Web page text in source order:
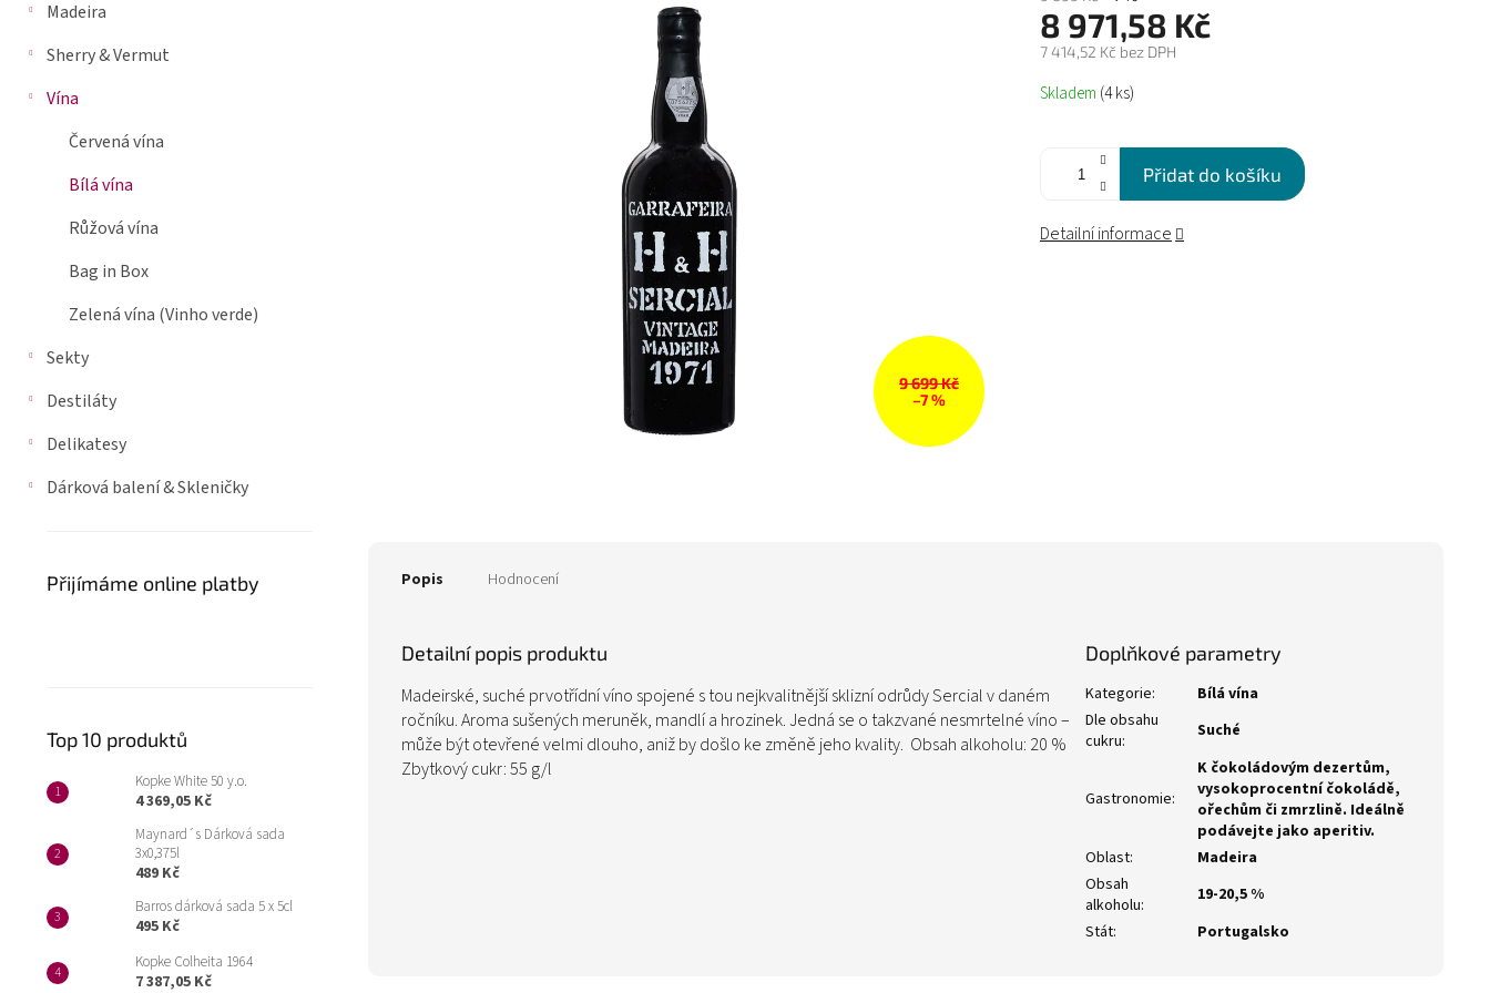
n
n
p
Madeira
Sherry & Vermut
Vína
Červená vína
Bílá vína
Růžová vína
Bag in Box
Zelená vína (Vinho verde)
Sekty
Destiláty
Delikatesy
Dárková balení & Skleničky
Přijímáme online platby
Top 10 produktů
Kopke White 50 y.o.
4 369,05 Kč
Maynard´s Dárková sada
3x0,375l
489 Kč
Barros dárková sada 5 x 5cl
495 Kč
Kopke Colheita 1964
7 387,05 Kč
9 699 Kč
–7 %
8 971,58 Kč
7 414,52 Kč bez DPH
Měrná
cena:
Skladem (4 ks)
Přidat do košíku
Detailní informace
Popis Hodnocení
Detailní popis produktu
Madeirské, suché prvotřídní víno spojené s tou nejkvalitnější sklizní odrůdy Sercial v daném
ročníku. Aroma sušených meruněk, mandlí a hrozinek. Jedná se o takzvané nesmrtelné víno –
může být otevřené velmi dlouho, aniž by došlo ke změně jeho kvality. Obsah alkoholu: 20 %
Zbytkový cukr: 55 g/l
Doplňkové parametry
Kategorie:
Bílá vína
Dle obsahu
cukru: Suché
Gastronomie:
K čokoládovým dezertům,
vysokoprocentní čokoládě,
ořechům či zmrzlině. Ideálně
podávejte jako aperitiv.
Oblast:
Madeira
Obsah
alkoholu:
19-20,5 %
Stát: Portugalsko